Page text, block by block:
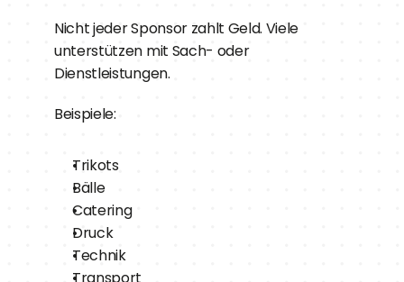
Nicht jeder Sponsor zahlt Geld. Viele
unterstützen mit Sach- oder
Dienstleistungen.
Beispiele:
Trikots
Bälle
Catering
Druck
Technik